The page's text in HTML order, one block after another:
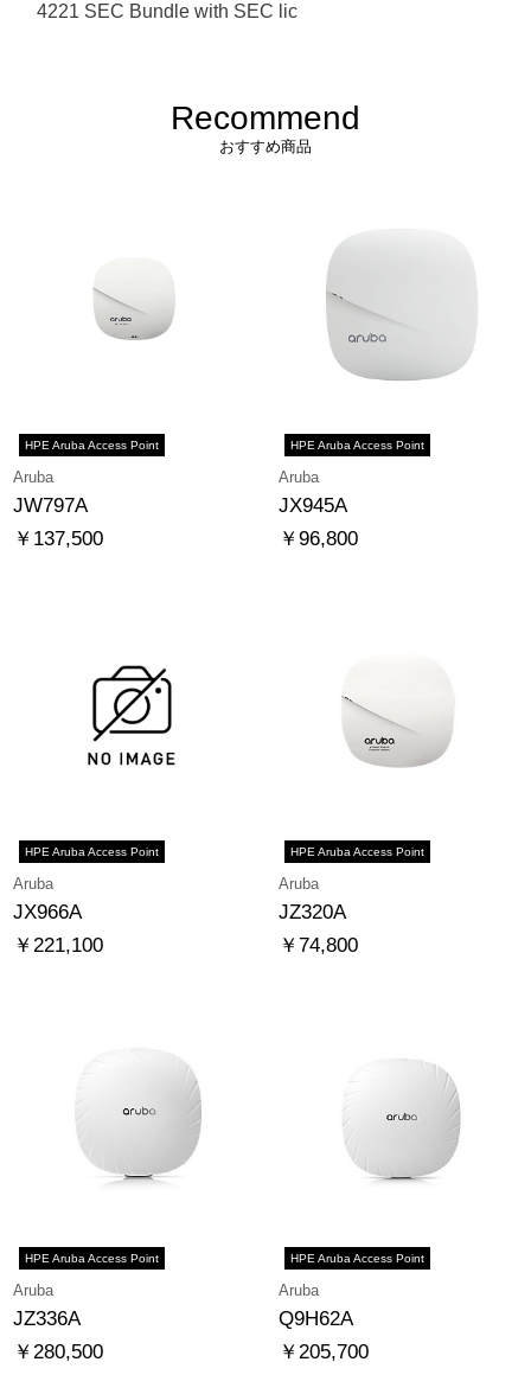
4221 SEC Bundle with SEC lic
Recommend
おすすめ商品
HPE Aruba Access Point
Aruba
JW797A
￥137,500
HPE Aruba Access Point
Aruba
JX945A
￥96,800
HPE Aruba Access Point
Aruba
JX966A
￥221,100
HPE Aruba Access Point
Aruba
JZ320A
￥74,800
HPE Aruba Access Point
Aruba
JZ336A
￥280,500
HPE Aruba Access Point
Aruba
Q9H62A
￥205,700